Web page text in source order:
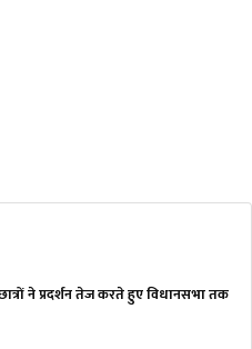
ने प्रदर्शन तेज करते हुए विधानसभा तक